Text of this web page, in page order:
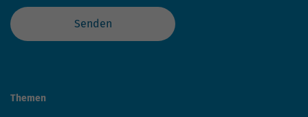
Senden
Themen